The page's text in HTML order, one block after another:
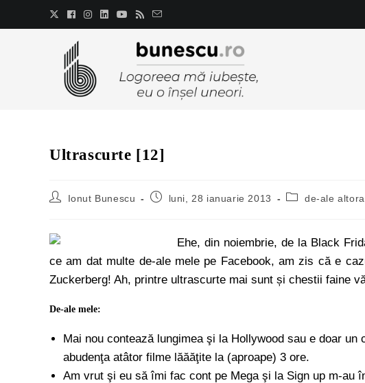
Ultrascurte [12]
Ionut Bunescu luni, 28 ianuarie 2013 de-ale altora
Ehe, din noiembrie, de la Black
ce am dat multe de-ale mele pe Facebook, am zis că e
Zuckerberg! Ah, printre ultrascurte mai sunt și chestii faine
De-ale mele:
Mai nou contează lungimea şi la Hollywood sau e doar
abudenţa atâtor filme lăăăţite la (aproape) 3 ore.
Am vrut şi eu să îmi fac cont pe Mega şi la Sign up m-au